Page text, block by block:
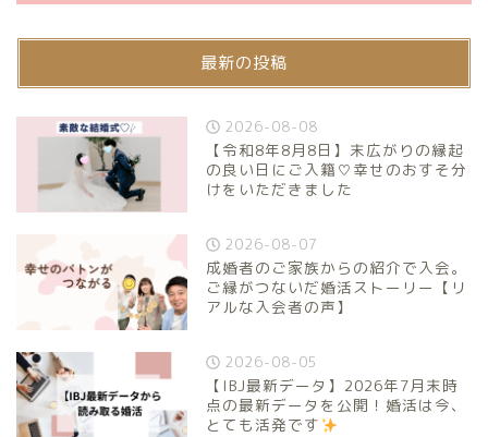
最新の投稿
2026-08-08
【令和8年8月8日】末広がりの縁起
の良い日にご入籍♡幸せのおすそ分
けをいただきました
2026-08-07
成婚者のご家族からの紹介で入会。
ご縁がつないだ婚活ストーリー【リ
アルな入会者の声】
2026-08-05
【IBJ最新データ】2026年7月末時
点の最新データを公開！婚活は今、
とても活発です